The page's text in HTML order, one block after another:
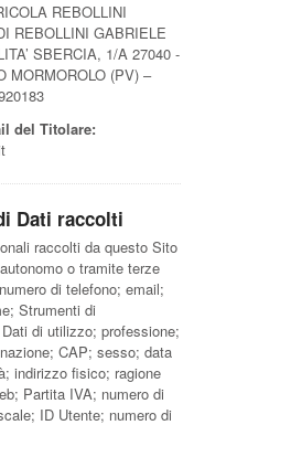
REBOLLINI
REBOLLINI GABRIELE
SBERCIA, 1/A 27040 -
MORMOROLO (PV) –
del Titolare:
Dati raccolti
raccolti da questo Sito
o tramite terze
di telefono; email;
Strumenti di
di utilizzo; professione;
CAP; sesso; data
indirizzo fisico; ragione
Partita IVA; numero di
ID Utente; numero di